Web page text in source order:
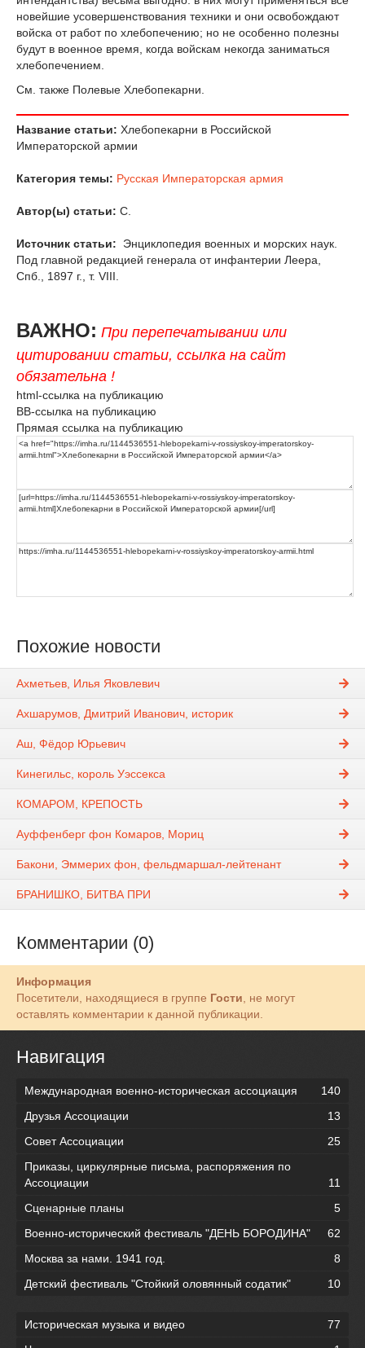
новейшие усовершенствования техники и они освобождают
войска от работ по хлебопечению; но не особенно полезны
будут в военное время, когда войскам некогда заниматься
хлебопечением.
См. также Полевые Хлебопекарни.
Название статьи: Хлебопекарни в Российской
Императорской армии
Категория темы: Русская Императорская армия
Автор(ы) статьи: С.
Источник статьи:
Энциклопедия военных и морских наук.
Под главной редакцией генерала от инфантерии Леера,
Спб., 1897 г., т. VIII.
ВАЖНО: При перепечатывании или
цитировании статьи, ссылка на сайт
обязательна !
html-ссылка на публикацию
BB-ссылка на публикацию
Прямая ссылка на публикацию
Похожие новости
Ахметьев, Илья Яковлевич
Ахшарумов, Дмитрий Иванович, историк
Аш, Фёдор Юрьевич
Кинегильс, король Уэссекса
КОМАРОМ, КРЕПОСТЬ
Ауффенберг фон Комаров, Мориц
Бакони, Эммерих фон, фельдмаршал-лейтенант
БРАНИШКО, БИТВА ПРИ
Комментарии (0)
Информация
Посетители, находящиеся в группе Гости , не могут
оставлять комментарии к данной публикации.
Навигация
Международная военно-историческая ассоциация
140
Друзья Ассоциации
13
Совет Ассоциации
25
Приказы, циркулярные письма, распоряжения по
Ассоциации
11
Сценарные планы
5
Военно-исторический фестиваль "ДЕНЬ БОРОДИНА"
62
Москва за нами. 1941 год.
8
Детский фестиваль "Стойкий оловянный содатик"
10
Историческая музыка и видео
77